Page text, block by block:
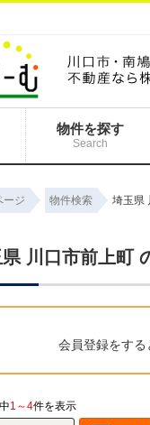
物件を探す
Search
ージ 物件検索 埼玉県
川口市前上町
会員登録をする
1～4件を表示